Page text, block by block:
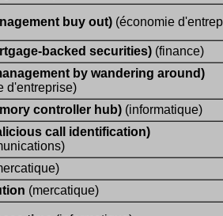
buy out) (économie
backed securities) (finance)
by wandering around)
d'entreprise)
controller hub) (informatique)
call identification)
(mercatique)